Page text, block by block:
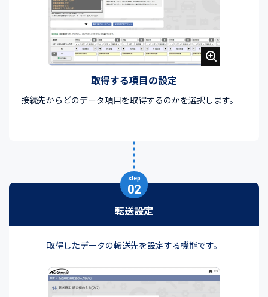
取得する項目の設定
接続先からどのデータ項目を取得するのかを選択します。
転送設定
step
02
取得したデータの転送先を設定する機能です。